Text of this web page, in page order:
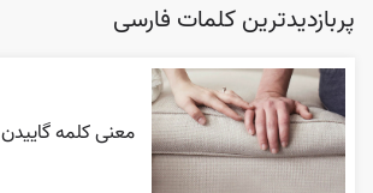
پربازدیدترین کلمات فارسی
معنی کلمه گاییدن